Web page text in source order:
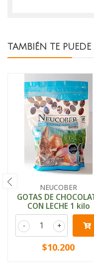
TAMBIÉN TE PUEDE
NEUCOBER
GOTAS DE
CON LECHE 1 kilo
+
-
$10.200